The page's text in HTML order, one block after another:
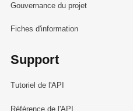
Gouvernance du projet
Fiches d'information
Support
Tutoriel de l'API
Référence de l'API